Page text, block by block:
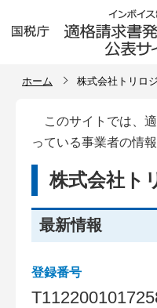
ホーム 株式会社トリロ
このサイトでは、
っている事業者の情
株式会社ト
最新情報
登録番号
T112200101725